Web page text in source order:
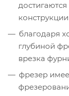
благодаря
глубиной
врезка
фрезер